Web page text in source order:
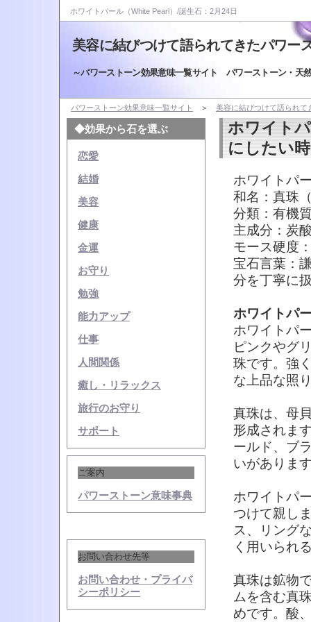
ホワイトパール（White Pearl）/誕生石：2月24日
美容に結びつけて語られてきたパワー
～パワーストーン効果意味一覧サイト パワーストーン・天
パワーストーン効果意味一覧サイト ＞ 美容に結びつけて語られて
◆効果から石を選ぶ
恋愛
結婚
美容
健康
金運
お守り
勉強
能力アップ
仕事
人間関係
癒し・リラックス
旅行のお守り
サポート
ご案内
パワーストーン意味事典
お問い合わせ先等
お問い合わせ・プライバ
シーポリシー
ホワイト
にしたい
ホワイトパ
和名：真珠
分類：有機
主成分：炭
モース硬度
宝石言葉：
分を丁寧に
ホワイトパ
ホワイトパ
ピンクやグ
珠です。強
な上品な照
真珠は、母
形成されま
ールド、ブ
いがありま
ホワイトパ
つけて親し
ス、リング
く用いられ
真珠は鉱物
ムを含む真
めです。酸